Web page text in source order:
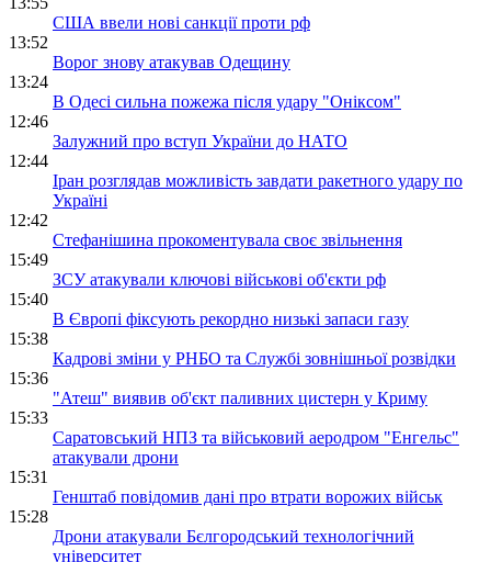
США ввели нові санкції проти рф
13:52
Ворог знову атакував Одещину
13:24
В Одесі сильна пожежа після удару "Оніксом"
12:46
Залужний про вступ України до НАТО
12:44
Іран розглядав можливість завдати ракетного удару по
Україні
12:42
Стефанішина прокоментувала своє звільнення
15:49
ЗСУ атакували ключові військові об'єкти рф
15:40
В Європі фіксують рекордно низькі запаси газу
15:38
Кадрові зміни у РНБО та Службі зовнішньої розвідки
15:36
"Атеш" виявив об'єкт паливних цистерн у Криму
15:33
Саратовський НПЗ та військовий аеродром "Енгельс"
атакували дрони
15:31
Генштаб повідомив дані про втрати ворожих військ
15:28
Дрони атакували Бєлгородський технологічний
університет